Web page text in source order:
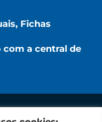
Fichas
a central de